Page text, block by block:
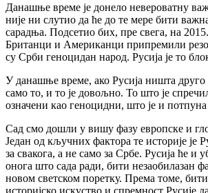
Данашње време је донело невероватну
није ни слутио да ће до те мере бити
сарадња. Подсетио бих, пре свега, на
Британци и Американци припремили
су Срби геноцидан народ. Русија је то
У данашње време, ако Русија ништа друго
само то, и то је довољно. То што је
означени као геноцидни, што је и
Сад смо дошли у вишу фазу европске и
Један од кључних фактора те историје је
за свакога, а не само за Србе. Русија ће и
онога што сада ради, бити незаобилазан
новом светском поретку. Према томе,
историјско искуство и спремност Русије